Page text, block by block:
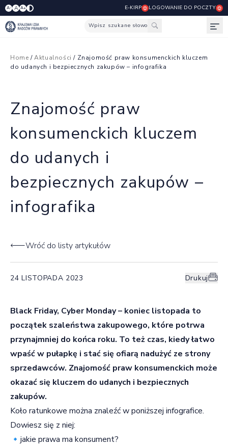
A- A A+ E-KIRP LOGOWANIE DO POCZTY
Wpisz szukane słowo
Home /Aktualności / Znajomość praw konsumenckich kluczem
do udanych i bezpiecznych zakupów – infografika
Znajomość praw
konsumenckich kluczem
do udanych i
bezpiecznych zakupów –
infografika
Wróć do listy artykułów
24 LISTOPADA 2023 Drukuj
Black Friday, Cyber Monday – koniec listopada to
początek szaleństwa zakupowego, które potrwa
przynajmniej do końca roku. To też czas, kiedy łatwo
wpaść w pułapkę i stać się ofiarą nadużyć ze strony
sprzedawców. Znajomość praw konsumenckich może
okazać się kluczem do udanych i bezpiecznych
zakupów.
Koło ratunkowe można znaleźć w poniższej infografice.
Dowiesz się z niej:
🔹jakie prawa ma konsument?